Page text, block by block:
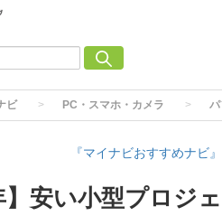
ビ PC・スマホ・カメラ
『マイナビおすすめナビ
】安い小型プロジ